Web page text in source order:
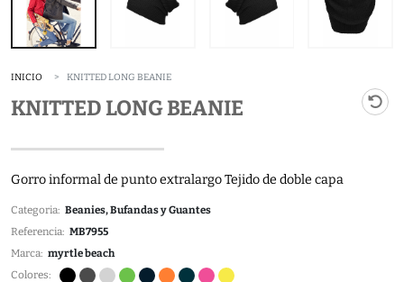
INICIO KNITTED LONG BEANIE
KNITTED LONG BEANIE
Gorro informal de punto extralargo Tejido de doble capa
Categoria: Beanies, Bufandas y Guantes
Referencia: MB7955
Marca: myrtle beach
Colores: